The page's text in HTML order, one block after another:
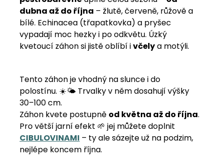
dubna až do října – žlutě, červeně, růžově a
bílé. Echinacea (třapatkovka) a pryšec
vypadají moc hezky i po odkvětu. Úzký
kvetoucí záhon si jistě oblíbí ivčelya motýli.
Tento záhon je vhodný na slunce i do
polostínu. ☀️🌤️ Trvalky v něm dosahují výšky
30–100 cm.
Záhon kvete postupně od května až do října.
Pro větší jarní efekt 🌱 jej můžete doplnit
CIBULOVINAMI – ty ale sázejte už na podzim,
nejlépe koncem října.